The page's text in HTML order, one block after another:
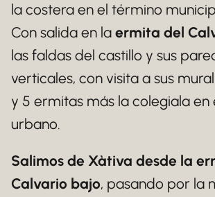
la costera en el término
Con salida en la ermita del
las faldas del castillo y sus
verticales, con visita a sus
y 5 ermitas más la colegiala en
urbano.
Salimos de Xàtiva desde la
Calvario bajo, pasando por la